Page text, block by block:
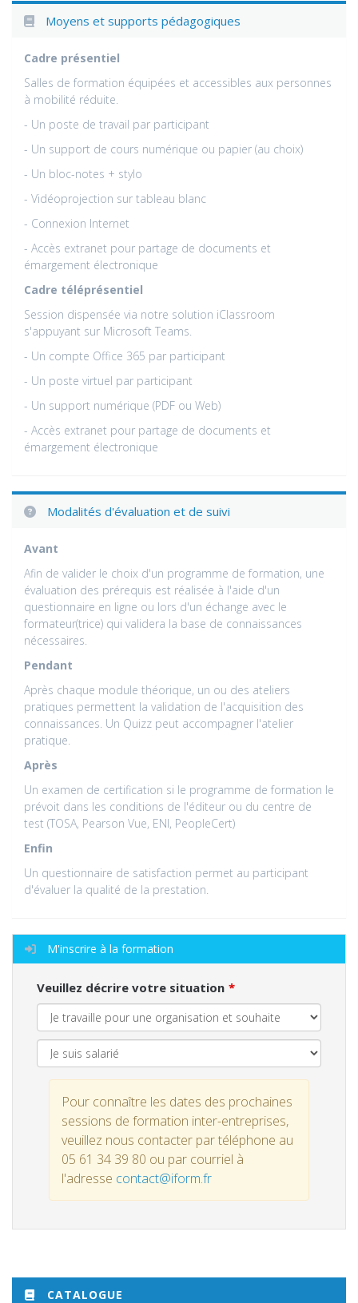
Moyens et supports pédagogiques
Cadre présentiel
Salles de formation équipées et accessibles aux personnes
à mobilité réduite.
- Un poste de travail par participant
- Un support de cours numérique ou papier (au choix)
- Un bloc-notes + stylo
- Vidéoprojection sur tableau blanc
- Connexion Internet
- Accès extranet pour partage de documents et
émargement électronique
Cadre téléprésentiel
Session dispensée via notre solution iClassroom
s'appuyant sur Microsoft Teams.
- Un compte Office 365 par participant
- Un poste virtuel par participant
- Un support numérique (PDF ou Web)
- Accès extranet pour partage de documents et
émargement électronique
Modalités d'évaluation et de suivi
Avant
Afin de valider le choix d'un programme de formation, une
évaluation des prérequis est réalisée à l'aide d'un
questionnaire en ligne ou lors d'un échange avec le
formateur(trice) qui validera la base de connaissances
nécessaires.
Pendant
Après chaque module théorique, un ou des ateliers
pratiques permettent la validation de l'acquisition des
connaissances. Un Quizz peut accompagner l'atelier
pratique.
Après
Un examen de certification si le programme de formation le
prévoit dans les conditions de l'éditeur ou du centre de
test (TOSA, Pearson Vue, ENI, PeopleCert)
Enfin
Un questionnaire de satisfaction permet au participant
d'évaluer la qualité de la prestation.
M'inscrire à la formation
Veuillez décrire votre situation
Pour connaître les dates des prochaines
sessions de formation inter-entreprises,
veuillez nous contacter par téléphone au
05 61 34 39 80 ou par courriel à
l'adresse contact@iform.fr
CATALOGUE